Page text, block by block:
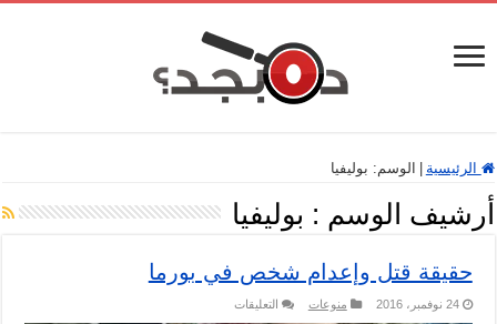
الرئيسية الوسم: بوليفيا
أرشيف الوسم : بوليفيا
حقيقة قتل وإعدام شخص في بورما
24 نوفمبر، 2016 منوعات التعليقات